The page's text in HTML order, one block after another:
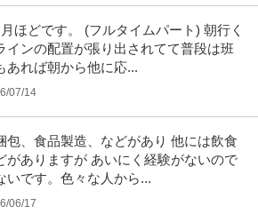
ア、官公庁部門において 人材サービスを提供し
か…続きを見る
提供：株式会社ジャパンクリエイト 採用部
活躍中 ブランクOK
験＞臨床開発 【業種】メディカル＞医薬品メー
、…続きを見る
ほどです。 (フルタイムパート) 朝行く
インの配置が張り出されてて普段は班
あれば朝から他に応...
07/14
包、食品製造、などがあり 他には飲食
がありますが あいにく経験がないので
いです。色々な人から...
06/17